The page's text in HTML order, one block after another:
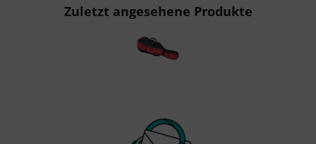
Zuletzt angesehene Produkte